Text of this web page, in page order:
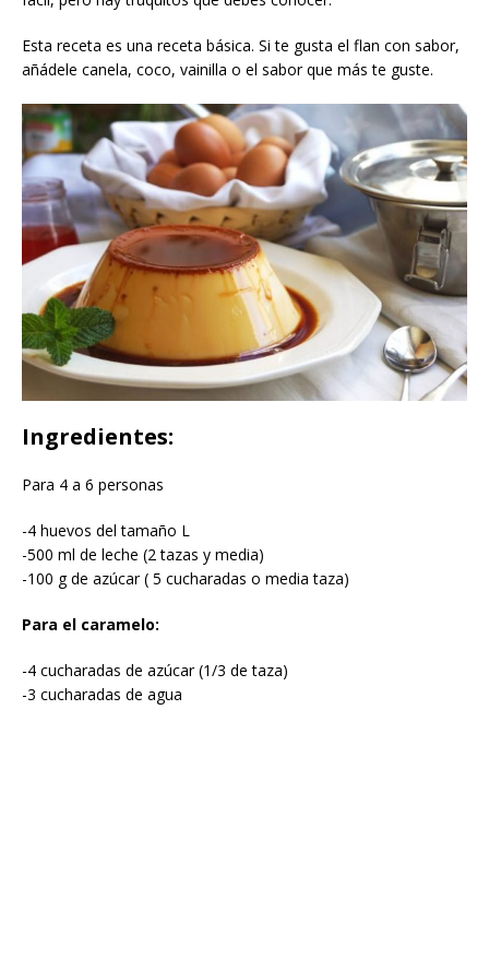
Esta receta es una receta básica. Si te gusta el flan con sabor,
añádele canela, coco, vainilla o el sabor que más te guste.
Ingredientes:
Para 4 a 6 personas
-4 huevos del tamaño L
-500 ml de leche (2 tazas y media)
-100 g de azúcar ( 5 cucharadas o media taza)
Para el caramelo:
-4 cucharadas de azúcar (1/3 de taza)
-3 cucharadas de agua